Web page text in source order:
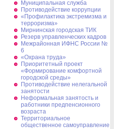
Муниципальная cлужба
Противодействие коррупции
«Профилактика экстремизма и
терроризма»
Мирнинская городская ТИК
Резерв управленческих кадров
Межрайонная ИФНС России №
6
«Охрана труда»
Приоритетный проект
«Формирование комфортной
городской среды»
Противодействие нелегальной
занятости
Неформальная занятость и
работники предпенсионного
возраста
Территориальное
общественное самоуправление